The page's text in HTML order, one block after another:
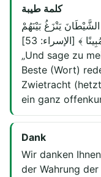
كلمة طيبة
يَنْزَغُ بَيْنَهُمْ
إِنَّ الشَّيْطَانَ كَانَ لِلْإِنْسَانِ عَدُوًّا مُبِينًا ﴾ [الإسراء: 53].
„Und sage zu
Beste (Wort)
Zwietracht
ein ganz
Dank
Wir danken
der Wahrung